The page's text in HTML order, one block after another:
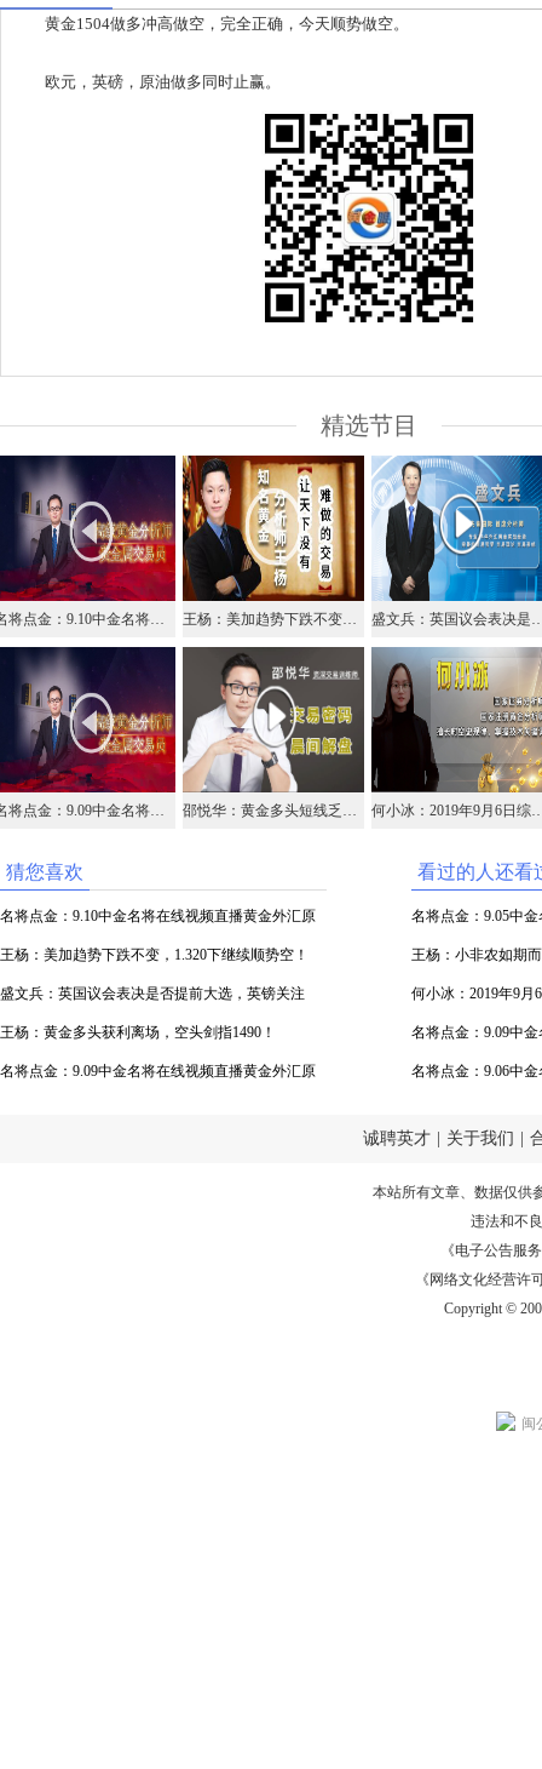
黄金1504做多冲高做空，完全正确，今天顺势做空。
欧元，英磅，原油做多同时止赢。
精选节目
名将点金：9.10中金名将在线视频直播黄金外汇原油 王杨：美加趋势下跌不变，1.320下继续顺势空！ 盛文兵：英国议会表决是否提前大
名将点金：9.09中金名将在线视频直播黄金外汇原油 邵悦华：黄金多头短线乏力 适当关注空头机会 何小冰：2019年9月6日综合实
猜您喜欢
名将点金：9.10中金名将在线视频直播黄金外汇原
油
王杨：美加趋势下跌不变，1.320下继续顺势空！
盛文兵：英国议会表决是否提前大选，英镑关注
1.2250区域支撑
王杨：黄金多头获利离场，空头剑指1490！
名将点金：9.09中金名将在线视频直播黄金外汇原
看过的人还看
名将点金：9.05中
油
王杨：小非农如期
何小冰：2019年9
镑美
名将点金：9.09中
油
名将点金：9.06中
诚聘英才 关于我们
本站所有文章、数据仅供
违法和不
《电子公告服务
《网络文化经营许
Copyright ©
闽